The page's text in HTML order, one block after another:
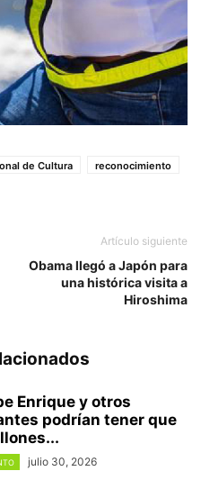
de Cultura
reconocimiento
Artículo siguiente
Obama llegó a Japón para
una histórica visita a
Hiroshima
Enrique y otros
podrían tener que
julio 30, 2026